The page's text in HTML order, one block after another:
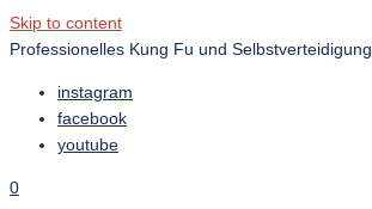
Skip to content
Professionelles Kung Fu und Selbstverteidigung
instagram
facebook
youtube
0